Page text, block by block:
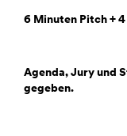
6 Minuten Pitch +
Agenda, Jury und
gegeben.